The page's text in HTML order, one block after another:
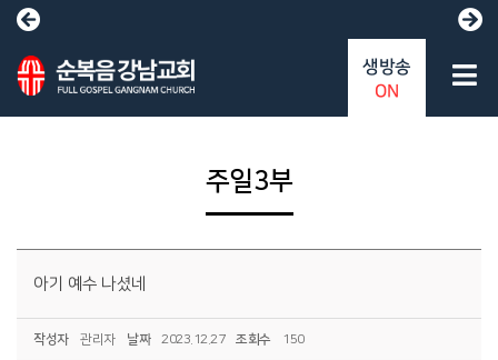
주일3부
아기 예수 나셨네
작성자 관리자 날짜 2023.12.27 조회수 150
생방송
ON